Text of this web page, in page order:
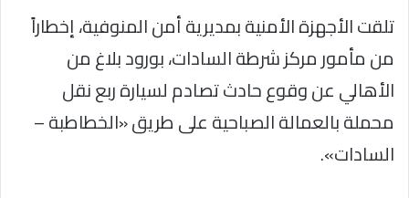
تلقت الأجهزة الأمنية بمديرية أمن المنوفية، إخطاراً
من مأمور مركز شرطة السادات، بورود بلاغ من
الأهالي عن وقوع حادث تصادم لسيارة ربع نقل
محملة بالعمالة الصباحية على طريق «الخطاطبة –
السادات».